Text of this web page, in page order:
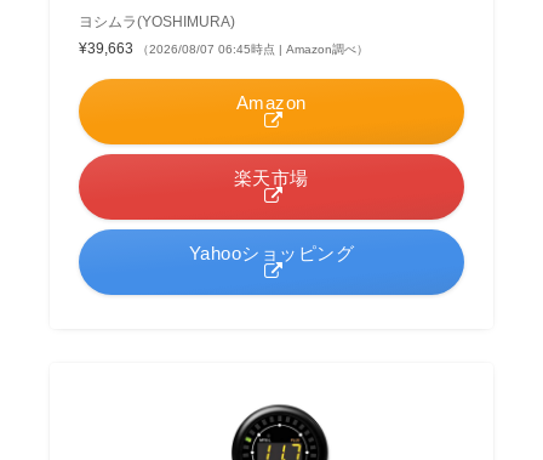
ヨシムラ(YOSHIMURA)
¥39,663
（2026/08/07 06:45時点 | Amazon調べ）
Amazon
楽天市場
Yahooショッピング